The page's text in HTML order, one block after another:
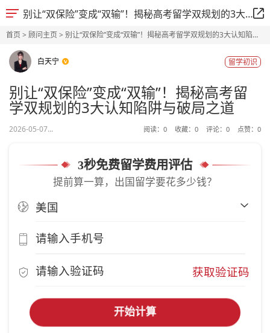
别让“双保险”变成“双输”！揭秘高考留学双规划的3大认知陷阱与破局之道
首页> 顾问主页> 别让“双保险”变成“双输”！揭秘高考留学双规划的3大认知陷阱
与破局之道
白天宁
留学初识
别让“双保险”变成“双输”！揭秘高考留
学双规划的3大认知陷阱与破局之道
2026-05-07... 阅读： 0 收藏： 0 评论： 0 点赞： 0
3秒免费留学费用评估
提前算一算，出国留学要花多少钱？
获取验证码
开始计算